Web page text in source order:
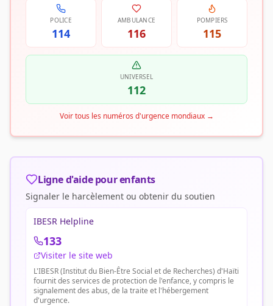
POLICE
114
AMBULANCE
116
POMPIERS
115
UNIVERSEL
112
Voir tous les numéros d'urgence mondiaux→
Ligne d'aide pour enfants
Signaler le harcèlement ou obtenir du soutien
IBESR Helpline
133
Visiter le site web
L'IBESR (Institut du Bien-Être Social et de Recherches) d'Haïti
fournit des services de protection de l'enfance, y compris le
signalement des abus, de la traite et l'hébergement
d'urgence.